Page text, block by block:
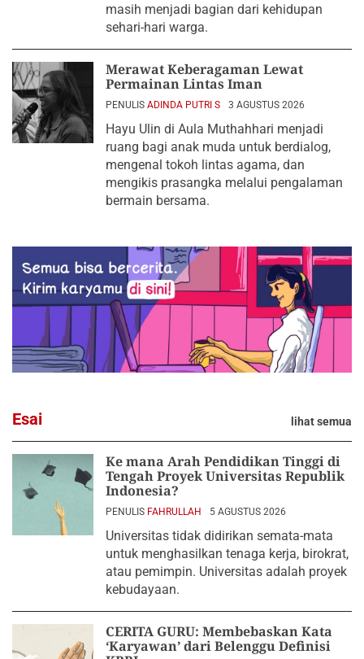
masih menjadi bagian dari kehidupan
sehari-hari warga.
Merawat Keberagaman Lewat
Permainan Lintas Iman
PENULIS ADINDA PUTRI S 3 AGUSTUS 2026
Hayu Ulin di Aula Muthahhari menjadi
ruang bagi anak muda untuk berdialog,
mengenal tokoh lintas agama, dan
mengikis prasangka melalui pengalaman
bermain bersama.
Esai lihat semua
Ke mana Arah Pendidikan Tinggi di
Tengah Proyek Universitas Republik
Indonesia?
PENULIS FAHRULLAH 5 AGUSTUS 2026
Universitas tidak didirikan semata-mata
untuk menghasilkan tenaga kerja, birokrat,
atau pemimpin. Universitas adalah proyek
kebudayaan.
CERITA GURU: Membebaskan Kata
‘Karyawan’ dari Belenggu Definisi